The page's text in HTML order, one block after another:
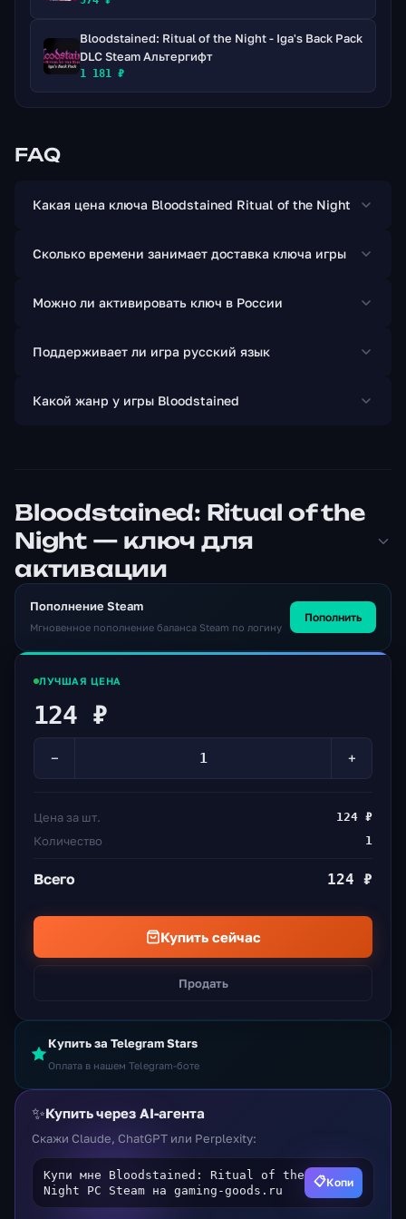
актерской силы, это что-то вроде орешков...) В общей
сложности три играбельных персонажа, два из
которых еще предстоит раскрыть. Буквально
метрическая тонна оружия и заклинаний, которые вы
Красивая 2,5D-графика: 3D-модели, созданные с
много классных трюков, которые «обычные» 2D не
Bloodstained: Ritual of the Night - Iga's Back Pack
DLC Steam Альтергифт
1 181 ₽
FAQ
Какая цена ключа Bloodstained Ritual of the Night
Сколько времени занимает доставка ключа игры
Можно ли активировать ключ в России
Поддерживает ли игра русский язык
Какой жанр у игры Bloodstained
Bloodstained: Ritual of the
Night — ключ для
активации
Пополнение Steam
Мгновенное пополнение баланса Steam по логину
Пополнить
ЛУЧШАЯ ЦЕНА
124 ₽
− +
Цена за шт. 124 ₽
Количество 1
Всего 124 ₽
Купить сейчас
Продать
Купить за Telegram Stars
Оплата в нашем Telegram-боте
✨Купить через AI-агента
Скажи Claude, ChatGPT или Perplexity:
Купи мне Bloodstained: Ritual of the
Night PC Steam на gaming-goods.ru
📋Копи